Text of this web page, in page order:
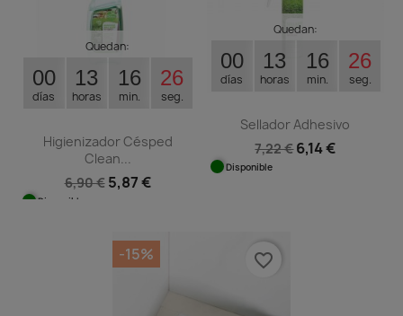
Quedan:
00
días
13
horas
16
min.
25
seg.
Higienizador Césped
Clean...
6,90 € 5,87 €
Disponible
Quedan:
00
días
13
horas
16
min.
25
seg.
Sellador Adhesivo
7,22 €6,14 €
Disponible
-15% favorite_border